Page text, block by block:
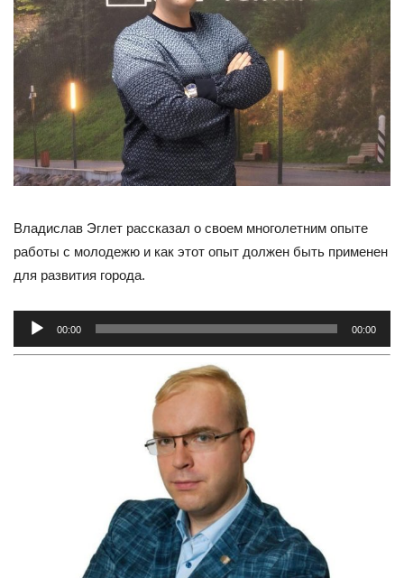
Владислав Эглет рассказал о своем многолетним опыте
работы с молодежю и как этот опыт должен быть применен
для развития города.
Аудиоплеер
00:00 00:00